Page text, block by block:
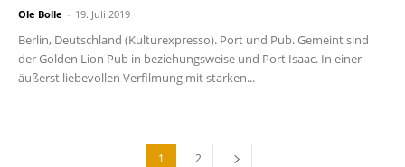
Ole Bolle - 19. Juli 2019
Berlin, Deutschland (Kulturexpresso). Port und Pub. Gemeint sind
der Golden Lion Pub in beziehungsweise und Port Isaac. In einer
äußerst liebevollen Verfilmung mit starken...
1 2